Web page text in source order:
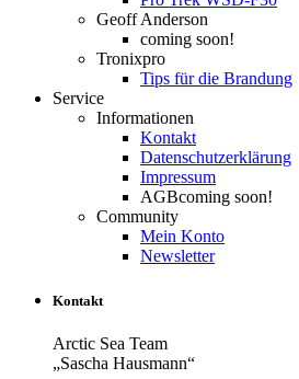
Geoff Anderson
coming soon!
Tronixpro
Tips für die Brandung
Service
Informationen
Kontakt
Datenschutzerklärung
Impressum
AGBcoming soon!
Community
Mein Konto
Newsletter
Kontakt
Arctic Sea Team
„Sascha Hausmann“